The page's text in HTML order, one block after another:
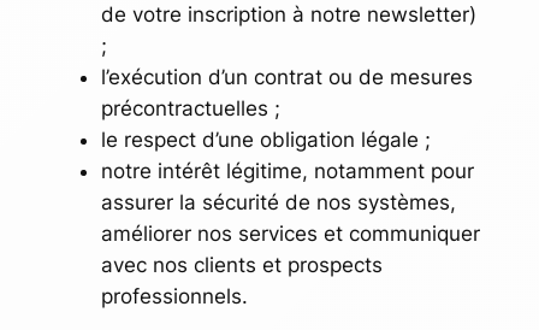
de votre inscription à notre newsletter)
;
l’exécution d’un contrat ou de mesures
précontractuelles ;
le respect d’une obligation légale ;
notre intérêt légitime, notamment pour
assurer la sécurité de nos systèmes,
améliorer nos services et communiquer
avec nos clients et prospects
professionnels.